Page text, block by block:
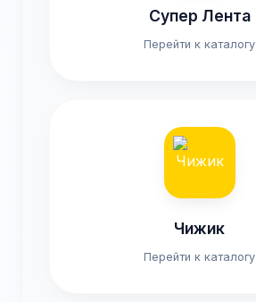
Супер Лента
Перейти к каталогу
Чижик
Перейти к каталогу